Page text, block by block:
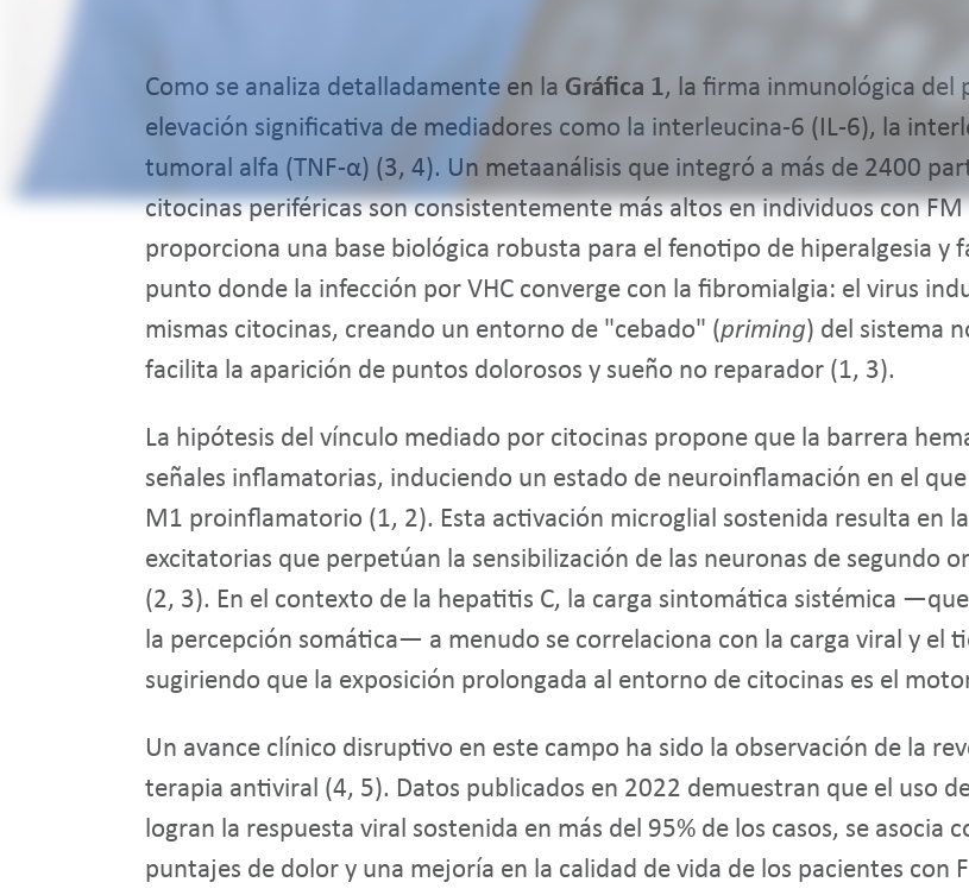
Como se analiza detalladamente en la Gráfica 1, la firma inmunológica del
elevación significativa de mediadores como la interleucina-6 (IL-6), la
tumoral alfa (TNF-α) (3, 4). Un metaanálisis que integró a más de 2400
citocinas periféricas son consistentemente más altos en individuos con
proporciona una base biológica robusta para el fenotipo de hiperalgesia y
punto donde la infección por VHC converge con la fibromialgia: el virus
mismas citocinas, creando un entorno de "cebado" (priming) del sistema
facilita la aparición de puntos dolorosos y sueño no reparador (1, 3).
La hipótesis del vínculo mediado por citocinas propone que la barrera
señales inflamatorias, induciendo un estado de neuroinflamación en el
M1 proinflamatorio (1, 2). Esta activación microglial sostenida resulta en
excitatorias que perpetúan la sensibilización de las neuronas de segundo
(2, 3). En el contexto de la hepatitis C, la carga sintomática sistémica
la percepción somática— a menudo se correlaciona con la carga viral y el
sugiriendo que la exposición prolongada al entorno de citocinas es el
Un avance clínico disruptivo en este campo ha sido la observación de la
terapia antiviral (4, 5). Datos publicados en 2022 demuestran que el uso
logran la respuesta viral sostenida en más del 95% de los casos, se asocia
puntajes de dolor y una mejoría en la calidad de vida de los pacientes con